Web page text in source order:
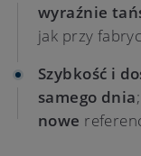
wyraźnie
jak przy
Szybkość i
samego dnia
nowe